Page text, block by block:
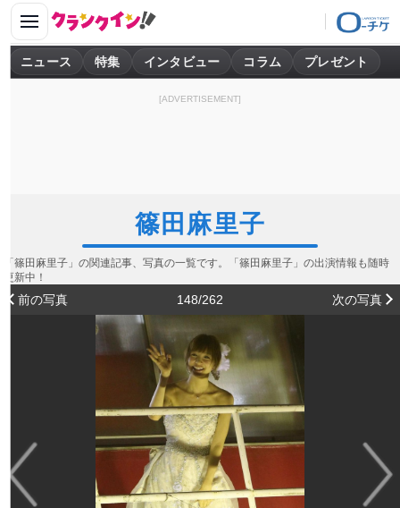
ニュース 特集 インタビュー コラム プレゼント
[ADVERTISEMENT]
篠田麻里子
「篠田麻里子」の関連記事、写真の一覧です。「篠田麻里子」の出演情報も随時
更新中！
前の写真 148/262 次の写真